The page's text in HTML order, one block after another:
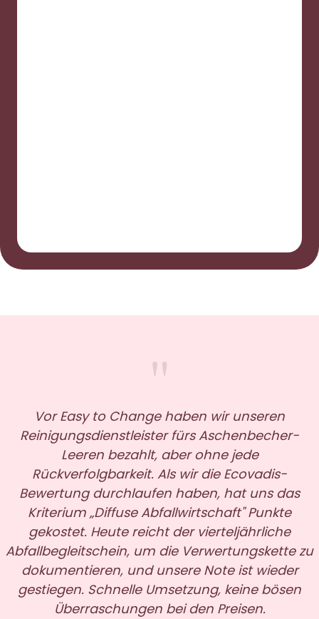
"
Vor Easy to Change haben wir unseren
Reinigungsdienstleister fürs Aschenbecher-
Leeren bezahlt, aber ohne jede
Rückverfolgbarkeit. Als wir die Ecovadis-
Bewertung durchlaufen haben, hat uns das
Kriterium „Diffuse Abfallwirtschaft" Punkte
gekostet. Heute reicht der vierteljährliche
Abfallbegleitschein, um die Verwertungskette zu
dokumentieren, und unsere Note ist wieder
gestiegen. Schnelle Umsetzung, keine bösen
Überraschungen bei den Preisen.